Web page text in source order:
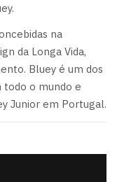
na
da Longa Vida,
Bluey é um dos
todo o mundo e
Junior em Portugal.